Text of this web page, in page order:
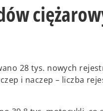
28 tys. nowych
i naczep – liczba